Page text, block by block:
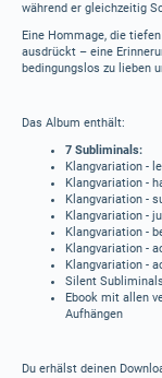
während er gleichzeitig
Eine Hommage, die
ausdrückt – eine
bedingungslos zu lieben
Das Album enthält:
7 Subliminals:
Klangvariation -
Klangvariation -
Klangvariation -
Klangvariation -
Klangvariation -
Klangvariation -
Klangvariation -
Silent
Ebook mit allen
Aufhängen
Du erhälst deinen